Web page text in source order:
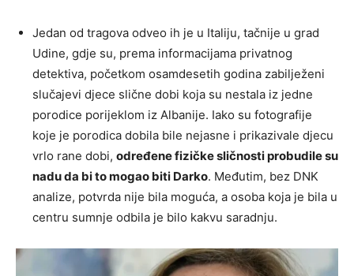
Jedan od tragova odveo ih je u Italiju, tačnije u grad
Udine, gdje su, prema informacijama privatnog
detektiva, početkom osamdesetih godina zabilježeni
slučajevi djece slične dobi koja su nestala iz jedne
porodice porijeklom iz Albanije. Iako su fotografije
koje je porodica dobila bile nejasne i prikazivale djecu
vrlo rane dobi, određene fizičke sličnosti probudile su
nadu da bi to mogao biti Darko. Međutim, bez DNK
analize, potvrda nije bila moguća, a osoba koja je bila u
centru sumnje odbila je bilo kakvu saradnju.